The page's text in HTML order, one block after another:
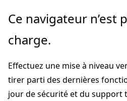
Passer
directement
au
principal
Ce navigateur n’est
charge.
Effectuez une mise à niveau
tirer parti des dernières
jour de sécurité et du support